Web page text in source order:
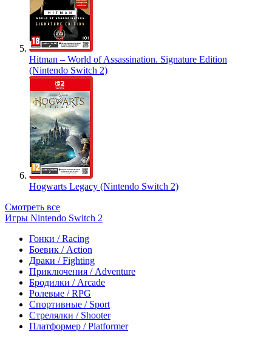
Hitman – World of Assassination. Signature Edition
(Nintendo Switch 2)
Hogwarts Legacy (Nintendo Switch 2)
Смотреть все
Игры Nintendo Switch 2
Гонки / Racing
Боевик / Action
Драки / Fighting
Приключения / Adventure
Бродилки / Arcade
Ролевые / RPG
Спортивные / Sport
Стрелялки / Shooter
Платформер / Platformer